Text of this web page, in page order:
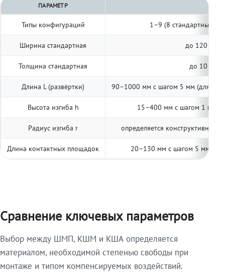
ПАРАМЕТР
Типы конфигураций 1–9 (8 стандартных,
Ширина стандартная до 120 мм
Толщина стандартная до 10 мм
Длина L (развёртки) 90–1000 мм с шагом 5 мм (для
Высота изгиба h 15–400 мм с шагом 1 мм
Радиус изгиба r определяется конструктивно;
Длина контактных площадок 20–130 мм с шагом 5 мм
Сравнение ключевых параметров
Выбор между ШМП, КШМ и КША определяется
материалом, необходимой степенью свободы при
монтаже и типом компенсируемых воздействий.